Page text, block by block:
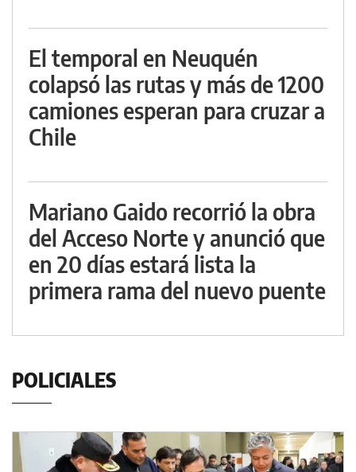
El temporal en Neuquén
colapsó las rutas y más de 1200
camiones esperan para cruzar a
Chile
Mariano Gaido recorrió la obra
del Acceso Norte y anunció que
en 20 días estará lista la
primera rama del nuevo puente
POLICIALES